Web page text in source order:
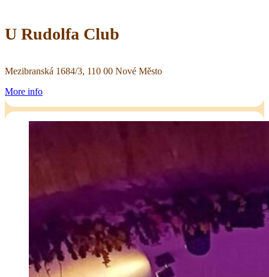
U Rudolfa Club
Mezibranská 1684/3, 110 00 Nové Město
More info